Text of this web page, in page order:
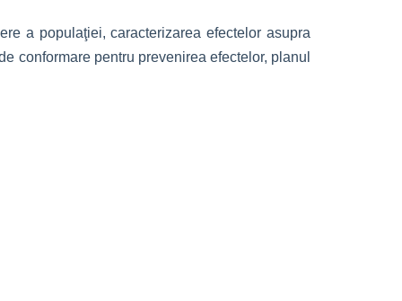
a populaţiei, caracterizarea efectelor asupra
conformare pentru prevenirea efectelor, planul